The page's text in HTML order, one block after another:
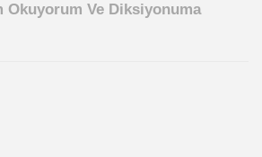
Ve Diksiyonuma